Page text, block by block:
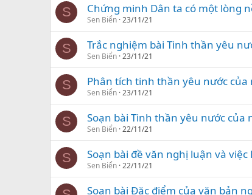
S Chứng minh Dân ta có một lòng
Sen Biển 23/11/21
S Trắc nghiệm bài Tinh thần yêu
Sen Biển 23/11/21
S Phân tích tinh thần yêu nước của
Sen Biển 23/11/21
S Soạn bài Tinh thần yêu nước của
Sen Biển 22/11/21
S Soạn bài đề văn nghị luận và
Sen Biển 22/11/21
Soạn bài Đặc điểm của văn bản